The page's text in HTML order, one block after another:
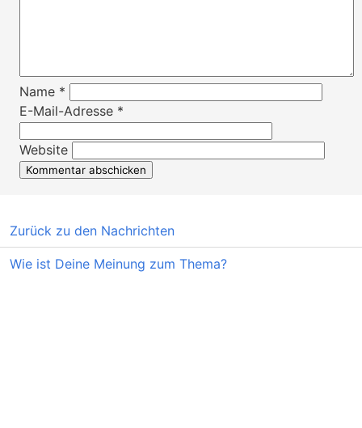
Name *
E-Mail-Adresse *
Website
Zurück zu den Nachrichten
Wie ist Deine Meinung zum Thema?